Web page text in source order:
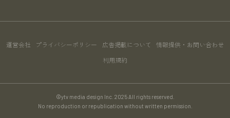
運営会社 プライバシーポリシー 広告掲載について 情報提供・お問い合わせ
利用規約
©ytv media design Inc. 2025 All rights reserved.
No reproduction or republication without written permission.